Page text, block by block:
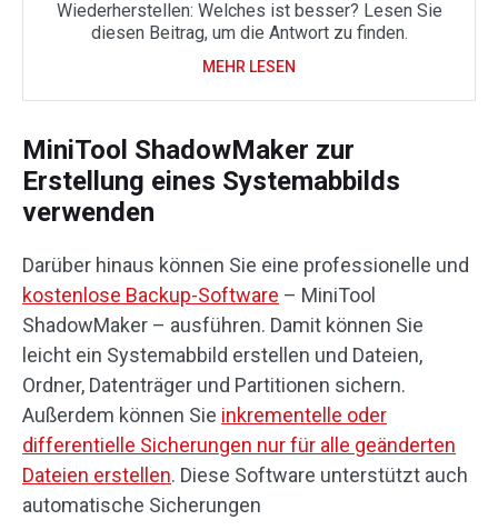
Wiederherstellen: Welches ist besser? Lesen Sie
diesen Beitrag, um die Antwort zu finden.
MEHR LESEN
MiniTool ShadowMaker zur
Erstellung eines Systemabbilds
verwenden
Darüber hinaus können Sie eine professionelle und
kostenlose Backup-Software – MiniTool
ShadowMaker – ausführen. Damit können Sie
leicht ein Systemabbild erstellen und Dateien,
Ordner, Datenträger und Partitionen sichern.
Außerdem können Sie inkrementelle oder
differentielle Sicherungen nur für alle geänderten
Dateien erstellen. Diese Software unterstützt auch
automatische Sicherungen